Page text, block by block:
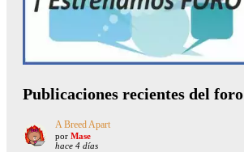
Publicaciones recientes del foro
A Breed Apart
por Mase
hace 4 días